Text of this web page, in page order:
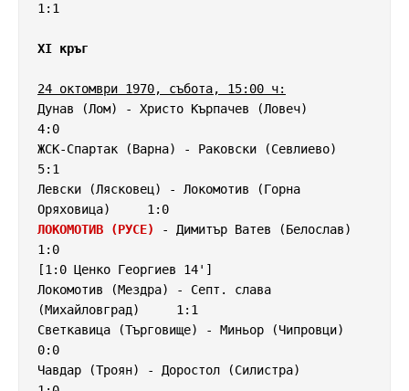
1:1
XI кръг
24 октомври 1970, събота, 15:00 ч:
Дунав (Лом) - Христо Кърпачев (Ловеч)
4:0
ЖСК-Спартак (Варна) - Раковски (Севлиево)
5:1
Левски (Лясковец) - Локомотив (Горна
ЛОКОМОТИВ (РУСЕ)
- Димитър Ватев (Белослав)
1:0
[1:0 Ценко Георгиев 14']
Локомотив (Мездра) - Септ. слава
(Михайловград)     1:1
Светкавица (Търговище) - Миньор (Чипровци)
0:0
Чавдар (Троян) - Доростол (Силистра)